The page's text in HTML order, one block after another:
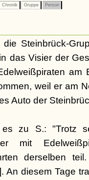
Chronik Gruppe Person
Steinbrück-
das Visier der
am
weil er am
Auto der
es zu S.: "Trotz
er mit
derselben
An diesem Tage